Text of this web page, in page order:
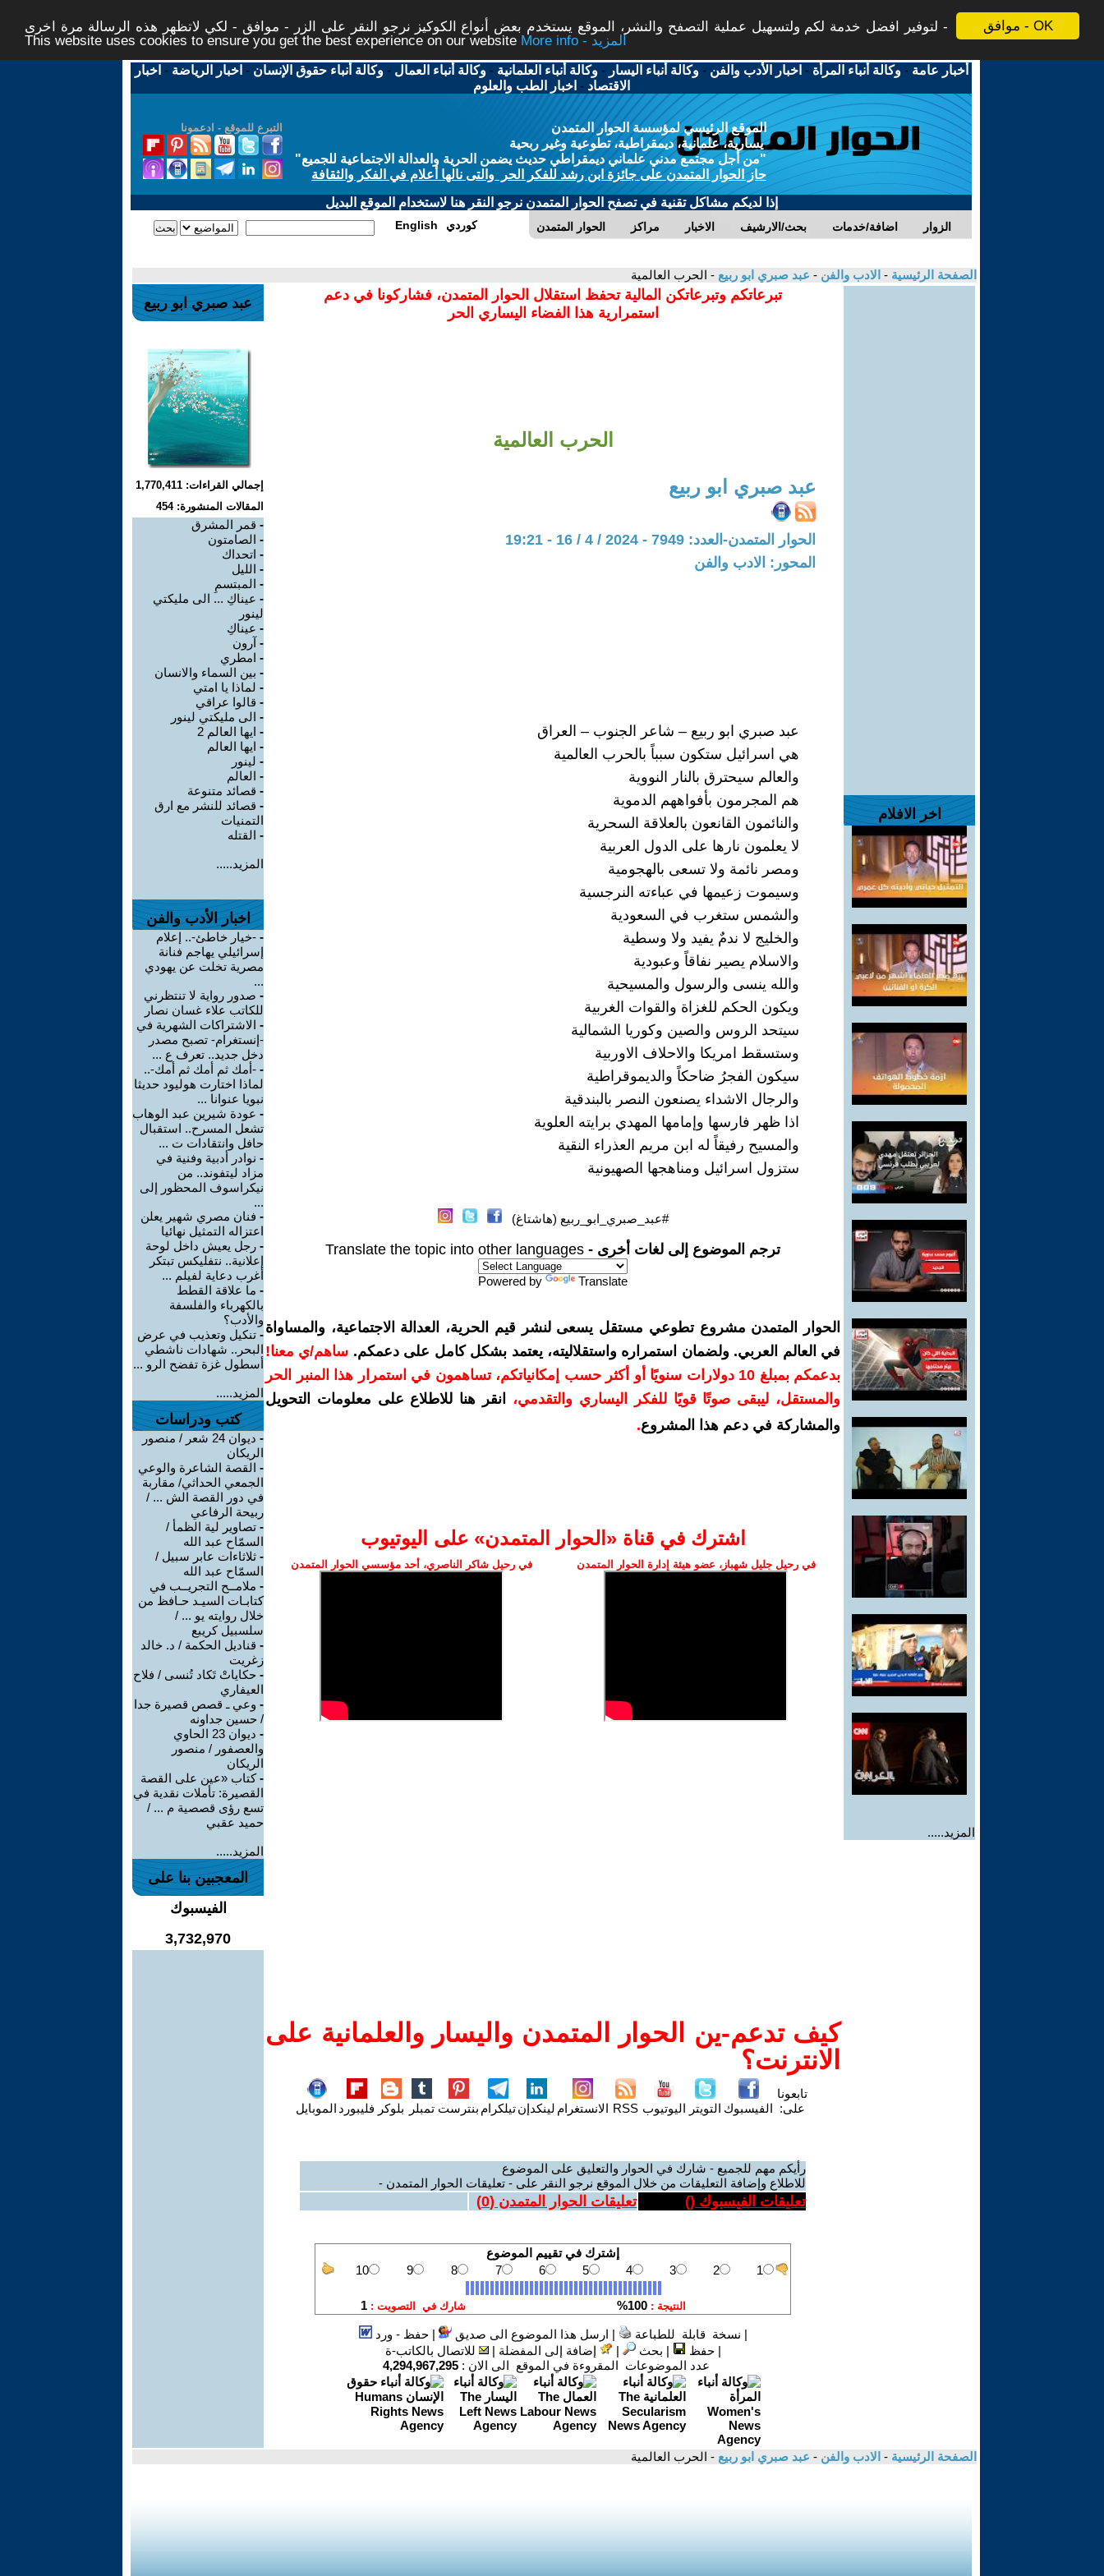
موافق - OK
لتوفير افضل خدمة لكم ولتسهيل عملية التصفح والنشر، الموقع يستخدم بعض أنواع الكوكيز نرجو النقر على الزر - موافق - لكي لاتظهر هذه الرسالة مرة اخرى -
This website uses cookies to ensure you get the best experience on our website
More info - المزيد
أخبار عامة -وكالة أنباء المرأة - اخبار الأدب والفن -وكالة أنباء اليسار -وكالة أنباء العلمانية -وكالة أنباء العمال -وكالة أنباء حقوق الإنسان - اخبار الرياضة - اخبار
الاقتصاد - اخبار الطب والعلوم
التبرع للموقع - ادعمونا
الموقع الرئيسي لمؤسسة الحوار المتمدن
يسارية، علمانية، ديمقراطية، تطوعية وغير ربحية
"من أجل مجتمع مدني علماني ديمقراطي حديث يضمن الحرية والعدالة الاجتماعية للجميع"
حاز الحوار المتمدن على جائزة ابن رشد للفكر الحر والتى نالها أعلام في الفكر والثقافة
إذا لديكم مشاكل تقنية في تصفح الحوار المتمدن نرجو النقر هنا لاستخدام الموقع البديل
الحوار المتمدن مراكز الاخبار بحث/الارشيف اضافة/خدمات الزوار English كوردي
الصفحة الرئيسية - الادب والفن - عبد صبري ابو ربيع - الحرب العالمية
اخر الافلام
المزيد.....
تبرعاتكم وتبرعاتكن المالية تحفظ استقلال الحوار المتمدن، فشاركونا في دعم
استمرارية هذا الفضاء اليساري الحر
الحرب العالمية
عبد صبري ابو ربيع
الحوار المتمدن-العدد: 7949 - 2024 / 4 / 16 - 19:21
المحور: الادب والفن
عبد صبري ابو ربيع – شاعر الجنوب – العراق
هي اسرائيل ستكون سبباً بالحرب العالمية
والعالم سيحترق بالنار النووية
هم المجرمون بأفواههم الدموية
والنائمون القانعون بالعلاقة السحرية
لا يعلمون نارها على الدول العربية
ومصر نائمة ولا تسعى بالهجومية
وسيموت زعيمها في عباءته النرجسية
والشمس ستغرب في السعودية
والخليج لا ندمٌ يفيد ولا وسطية
والاسلام يصير نفاقاً وعبودية
والله ينسى والرسول والمسيحية
ويكون الحكم للغزاة والقوات الغربية
سيتحد الروس والصين وكوريا الشمالية
وستسقط امريكا والاحلاف الاوربية
سيكون الفجرُ ضاحكاً والديموقراطية
والرجال الاشداء يصنعون النصر بالبندقية
اذا ظهر فارسها وإمامها المهدي برايته العلوية
والمسيح رفيقاً له ابن مريم العذراء النقية
ستزول اسرائيل ومناهجها الصهيونية
#عبد_صبري_ابو_ربيع (هاشتاغ)
ترجم الموضوع إلى لغات أخرى - Translate the topic into other languages
Powered by Translate
الحوار المتمدن مشروع تطوعي مستقل يسعى لنشر قيم الحرية، العدالة الاجتماعية، والمساواة
في العالم العربي. ولضمان استمراره واستقلاليته، يعتمد بشكل كامل على دعمكم. ساهم/ي معنا!
بدعمكم بمبلغ 10 دولارات سنويًا أو أكثر حسب إمكانياتكم، تساهمون في استمرار هذا المنبر الحر
والمستقل، ليبقى صوتًا قويًا للفكر اليساري والتقدمي،
انقر هنا للاطلاع على معلومات التحويل
والمشاركة في دعم هذا المشروع.
اشترك في قناة ‫«الحوار المتمدن» على اليوتيوب
في رحيل جليل شهباز، عضو هيئة إدارة الحوار المتمدن في رحيل شاكر الناصري، أحد مؤسسي الحوار المتمدن
كيف تدعم-ين الحوار المتمدن واليسار والعلمانية على
الانترنت؟
تابعونا
على: الفيسبوك التويتر اليوتيوب RSS الانستغرام لينكدإنتيلكرام بنترست تمبلر بلوكر فليبورد الموبايل
رأيكم مهم للجميع - شارك في الحوار والتعليق على الموضوع
للاطلاع وإضافة التعليقات من خلال الموقع نرجو النقر على - تعليقات الحوار المتمدن -
تعليقات الفيسبوك () تعليقات الحوار المتمدن (0
)
| نسخة قابلة للطباعة | ارسل هذا الموضوع الى صديق |حفظ - ورد
|حفظ | بحث | إضافة إلى المفضلة |
للاتصال بالكاتب-ة
عدد الموضوعات المقروءة في الموقع الى الان : 4,294,967,295
عبد صبري ابو ربيع
إجمالي القراءات: 1,770,411
المقالات المنشورة: 454
- قمر المشرق
- الصامتون
- اتحداك
- الليل
- المبتسمِ
- عيناكِ ... الى مليكتي
لينور
- عيناكِ
- آرون
- امطري
- بين السماء والانسان
- لماذا يا امتي
- قالوا عراقي
- الى مليكتي لينور
- ايها العالم 2
- ايها العالم
- لينور
- العالم
- قصائد متنوعة
- قصائد للنشر مع ارق
التمنيات
- القتله
المزيد.....
اخبار الأدب والفن
- -خيار خاطئ-.. إعلام
إسرائيلي يهاجم فنانة
مصرية تخلت عن يهودي
...
- صدور رواية لا تنتظرني
للكاتب علاء غسان نصار
- الاشتراكات الشهرية في
-إنستغرام- تصبح مصدر
دخل جديد.. تعرف ع ...
- -أمك ثم أمك ثم أمك-..
لماذا اختارت هوليود حديثا
نبويا عنوانا ...
- عودة شيرين عبد الوهاب
تشعل المسرح.. استقبال
حافل وانتقادات ت ...
- نوادر أدبية وفنية في
مزاد ليتفوند.. من
نيكراسوف المحظور إلى
...
- فنان مصري شهير يعلن
اعتزاله التمثيل نهائيا
- رجل يعيش داخل لوحة
إعلانية.. نتفليكس تبتكر
أغرب دعاية لفيلم ...
- ما علاقة القطط
بالكهرباء والفلسفة
والأدب؟
- تنكيل وتعذيب في عرض
البحر.. شهادات ناشطي
أسطول غزة تفضح الرو ...
المزيد.....
كتب ودراسات
-
ديوان 24 شعر / منصور
الريكان
- القصة الشاعرة والوعي
الجمعي الحداثي/ مقاربة
في دور القصة الش ... /
ربيحة الرفاعي
- تصاوير لية الظمأ /
السمّاح عبد الله
- ثلاثاءات عابر سبيل /
السمّاح عبد الله
- ملامــح التجريــب في
كتابـات السيـد حـافظ من
خلال روايته يو ... /
سلسبيل كريبع
- قناديل الحكمة / د. خالد
زغريت
- حكاياتْ تَكاد تُنسى / فلاح
العيفاري
- وعي ـ قصص قصيرة جدا
/ حسين جداونه
-
ديوان 23 الحاوي
والعصفور / منصور
الريكان
-كتاب «عين على القصة
القصيرة: تأملات نقدية في
تسع رؤى قصصية م ... /
حميد عقبي
المزيد.....
المعجبين بنا على
الفيسبوك
3,732,970
الصفحة الرئيسية - الادب والفن - عبد صبري ابو ربيع - الحرب العالمية